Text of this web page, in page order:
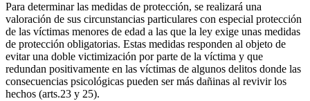
Para determinar las medidas de protección, se realizará una
valoración de sus circunstancias particulares con especial protección
de las víctimas menores de edad a las que la ley exige unas medidas
de protección obligatorias. Estas medidas responden al objeto de
evitar una doble victimización por parte de la víctima y que
redundan positivamente en las víctimas de algunos delitos donde las
consecuencias psicológicas pueden ser más dañinas al revivir los
hechos (arts.23 y 25).